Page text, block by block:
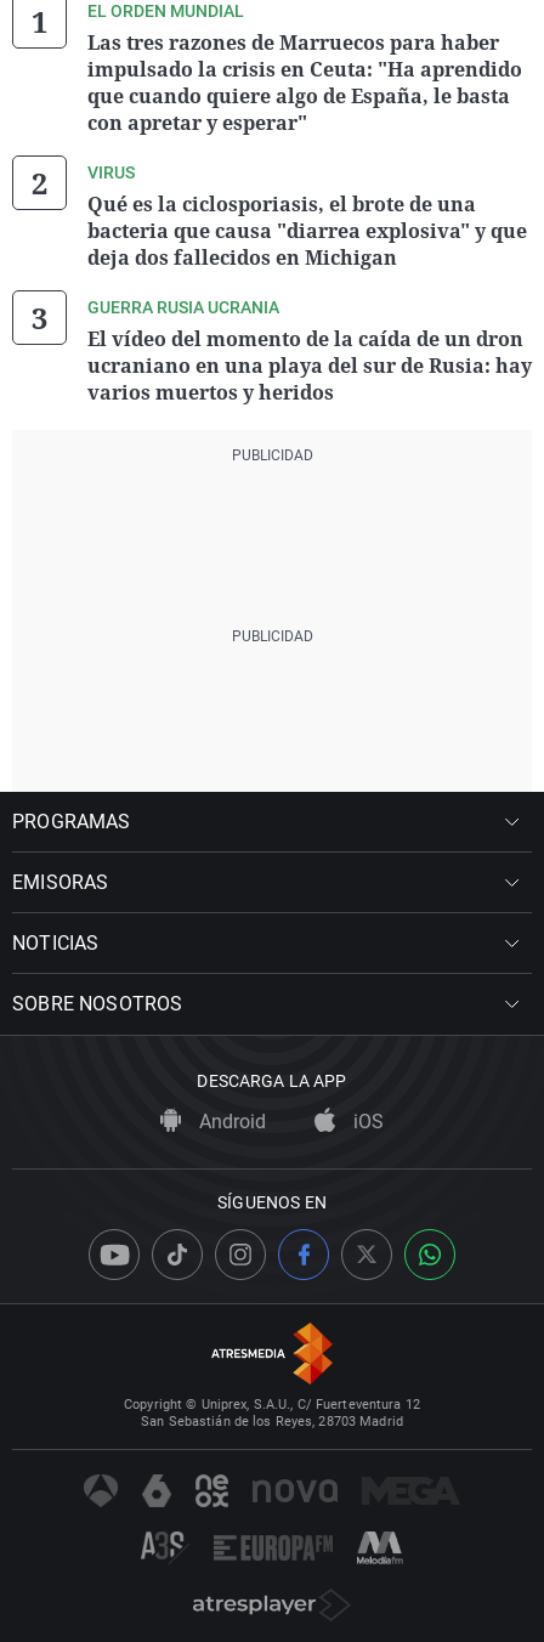
EL ORDEN MUNDIAL
Las tres razones de Marruecos para haber
impulsado la crisis en Ceuta: "Ha aprendido
que cuando quiere algo de España, le basta
con apretar y esperar"
VIRUS
Qué es la ciclosporiasis, el brote de una
bacteria que causa "diarrea explosiva" y que
deja dos fallecidos en Michigan
GUERRA RUSIA UCRANIA
El vídeo del momento de la caída de un dron
ucraniano en una playa del sur de Rusia: hay
varios muertos y heridos
PROGRAMAS
EMISORAS
NOTICIAS
SOBRE NOSOTROS
DESCARGA LA APP
Android iOS
SÍGUENOS EN
Copyright © Uniprex, S.A.U., C/ Fuerteventura 12
San Sebastián de los Reyes, 28703 Madrid